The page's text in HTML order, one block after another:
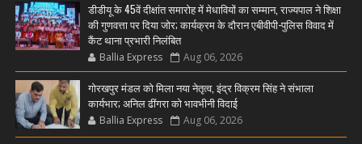
डीडीयू के 45वें दीक्षांत समारोह में मेधावियों का सम्मान, राज्यपाल ने शिक्षा
की गुणवत्ता पर दिया जोर; कार्यक्रम के दौरान एबीवीपी-पुलिस विवाद में
कैंट थाना प्रभारी निलंबित
Ballia Express Aug 06, 2026
गोरखपुर मंडल को मिला नया नेतृत्व, इंद्र विक्रम सिंह ने संभाला
कार्यभार; अनिल ढींगरा को भावभीनी विदाई
Ballia Express Aug 06, 2026